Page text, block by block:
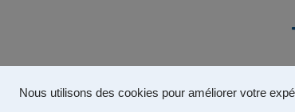
Nous utilisons des cookies pour améliorer votre
© 2025 – YULCOM Technologies | Politique de